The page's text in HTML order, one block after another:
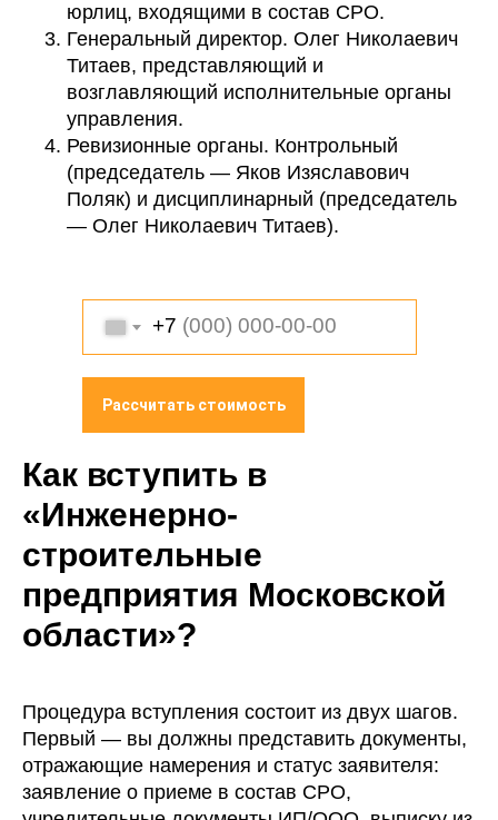
юрлиц, входящими в состав СРО.
Генеральный директор. Олег Николаевич
Титаев, представляющий и
возглавляющий исполнительные органы
управления.
Ревизионные органы. Контрольный
(председатель — Яков Изяславович
Поляк) и дисциплинарный (председатель
— Олег Николаевич Титаев).
+7
Рассчитать стоимость
Как вступить в
«Инженерно-
строительные
предприятия Московской
области»?
Процедура вступления состоит из двух шагов.
Первый — вы должны представить документы,
отражающие намерения и статус заявителя:
заявление о приеме в состав СРО,